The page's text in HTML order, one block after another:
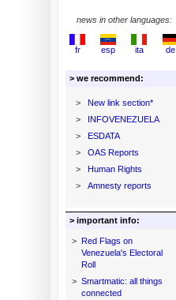
news in other languages:
fr esp ita de
> we recommend:
>
New link section*
>
INFOVENEZUELA
>
ESDATA
>
OAS Reports
>
Human Rights
>
Amnesty reports
> important info:
> Red Flags on
Venezuela's Electoral
Roll
> Smartmatic: all things
connected